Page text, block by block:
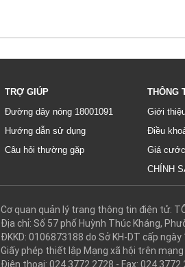
TRỢ GIÚP
Đường dây nóng 18001091
Hướng dẫn sử dụng
Câu hỏi thường gặp
THÔNG
Giới
Điều
Giá cước
CHÍNH
Cơ quan quản lý trang thông tin điện tử:
Địa chỉ: Số 57 phố Huỳnh Thúc Kháng,
ĐKKD: 0106873188 do Sở KH-DT cấp
Giấy phép thiết lập Mạng xã hội trên
Điện thoại: 024.3772.2728 - Fax: